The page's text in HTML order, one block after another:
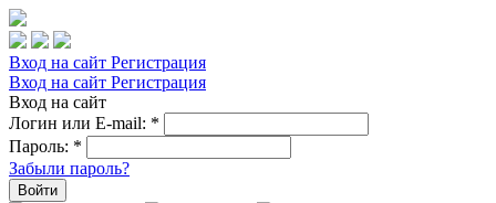
Вход на сайт Регистрация
Вход на сайт Регистрация
Вход на сайт
Логин или E-mail: *
Пароль: *
Забыли пароль?
Войти